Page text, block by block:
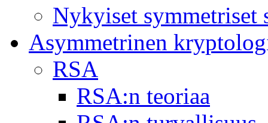
Nykyiset symmetriset
Asymmetrinen
RSA
RSA:n teoriaa